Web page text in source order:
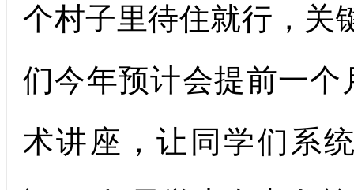
个村子里待住就行，关
们今年预计会提前一
术讲座，让同学们系